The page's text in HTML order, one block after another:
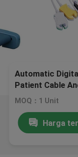
Automatic
Patient Cable
MOQ：1 Unit
Harga